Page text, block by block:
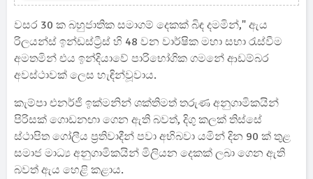
වසර 30 ක බහුජාතික සමාගම් දෙකක් බිඳ දමමින්," ඇය
රිලයන්ස් ඉන්ඩස්ට්‍රීස් හි 48 වන වාර්ෂික මහා සභා රැස්වීම
අමතමින් එය ඉන්දියාවේ පාරිභෝගික ගමනේ ආඩම්බර
අවස්ථාවක් ලෙස හැඳින්වූවාය.
කැම්පා එනර්ජි ඉක්මනින් ශක්තිමත් තරුණ අනුගාමිකයින්
පිරිසක් ගොඩනඟා ගෙන ඇති බවත්, දිගු කලක් තිස්සේ
ස්ථාපිත ගෝලීය ප්‍රතිවාදීන් පවා අභිබවා යමින් දින 90 ක් තුළ
සමාජ මාධ්‍ය අනුගාමිකයින් මිලියන දෙකක් ලබා ගෙන ඇති
බවත් ඇය හෙළි කළාය.